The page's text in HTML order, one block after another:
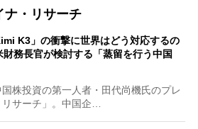
ナ・リサーチ
K3」の衝撃に世界はどう対応するの
務長官が検討する「蒸留を行う中国
株投資の第一人者・田代尚機氏のプレ
リサーチ」。中国企…